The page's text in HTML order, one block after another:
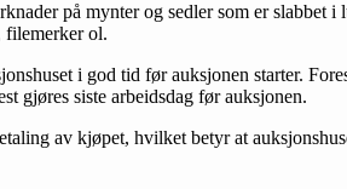
på mynter og sedler som er slabbet
filemerker ol.
i god tid før auksjonen starter.
gjøres siste arbeidsdag før auksjonen.
av kjøpet, hvilket betyr at